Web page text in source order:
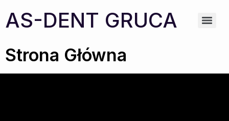
AS-DENT GRUCA
Strona Główna